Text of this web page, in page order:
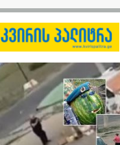
გახდა
1-ელი
დაიწყება
როგორც
ონლაინ
- გივი